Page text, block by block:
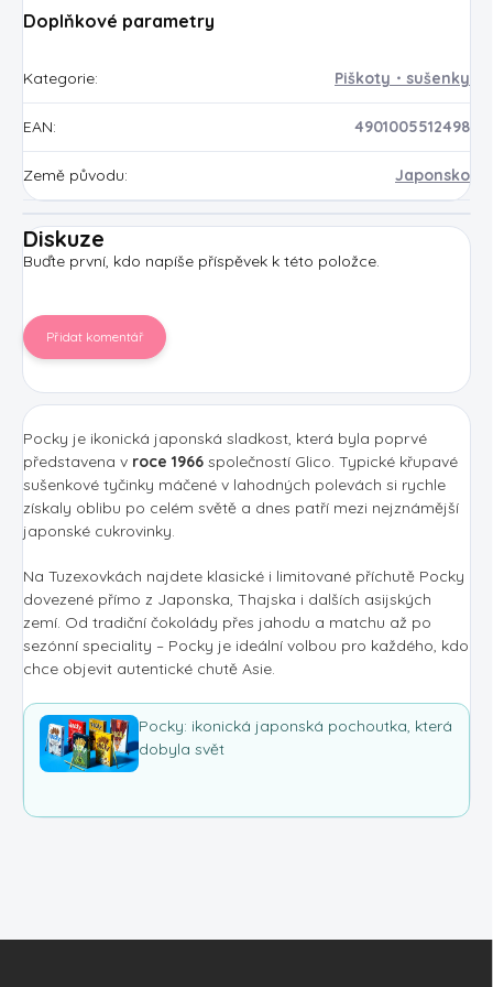
Doplňkové parametry
Kategorie: Piškoty・sušenky
EAN: 4901005512498
Země původu: Japonsko
Diskuze
Buďte první, kdo napíše příspěvek k této položce.
Přidat komentář
Pocky je ikonická japonská sladkost, která byla poprvé
představena v roce 1966 společností Glico. Typické křupavé
sušenkové tyčinky máčené v lahodných polevách si rychle
získaly oblibu po celém světě a dnes patří mezi nejznámější
japonské cukrovinky.
Na Tuzexovkách najdete klasické i limitované příchutě Pocky
dovezené přímo z Japonska, Thajska i dalších asijských
zemí. Od tradiční čokolády přes jahodu a matchu až po
sezónní speciality – Pocky je ideální volbou pro každého, kdo
chce objevit autentické chutě Asie.
Pocky: ikonická japonská pochoutka, která
dobyla svět